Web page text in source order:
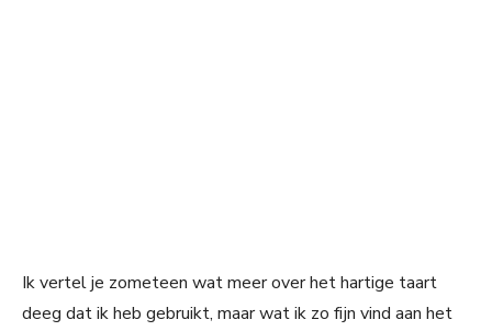
Ik vertel je zometeen wat meer over het hartige taart
deeg dat ik heb gebruikt, maar wat ik zo fijn vind aan het